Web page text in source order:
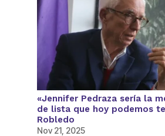
«Jennifer Pedraza sería la
de lista que hoy podemos
Robledo
Nov 21, 2025